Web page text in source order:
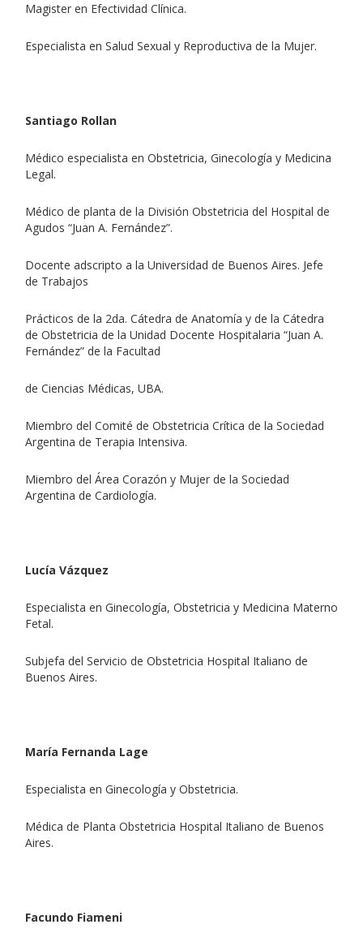
Magister en Efectividad Clínica.
Especialista en Salud Sexual y Reproductiva de la Mujer.
Santiago Rollan
Médico especialista en Obstetricia, Ginecología y Medicina
Legal.
Médico de planta de la División Obstetricia del Hospital de
Agudos “Juan A. Fernández”.
Docente adscripto a la Universidad de Buenos Aires. Jefe
de Trabajos
Prácticos de la 2da. Cátedra de Anatomía y de la Cátedra
de Obstetricia de la Unidad Docente Hospitalaria “Juan A.
Fernández” de la Facultad
de Ciencias Médicas, UBA.
Miembro del Comité de Obstetricia Crítica de la Sociedad
Argentina de Terapia Intensiva.
Miembro del Área Corazón y Mujer de la Sociedad
Argentina de Cardiología.
Lucía Vázquez
Especialista en Ginecología, Obstetricia y Medicina Materno
Fetal.
Subjefa del Servicio de Obstetricia Hospital Italiano de
Buenos Aires.
María Fernanda Lage
Especialista en Ginecología y Obstetricia.
Médica de Planta Obstetricia Hospital Italiano de Buenos
Aires.
Facundo Fiameni